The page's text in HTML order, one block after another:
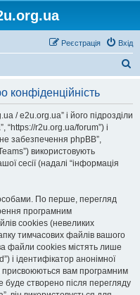
Вхід
Реєстрація
конфіденційність
/ e2u.org.ua” і його підрозділи
“https://r2u.org.ua/forum”) і
забезпечення phpBB”,
використовують
сесії (надалі “інформація
По перше, перегляд
програмним
cookies (невеликих
тимчасових файлів вашого
файли cookies містять лише
і ідентифікатор анонімної
присвоюються вам програмним
створено після перегляду